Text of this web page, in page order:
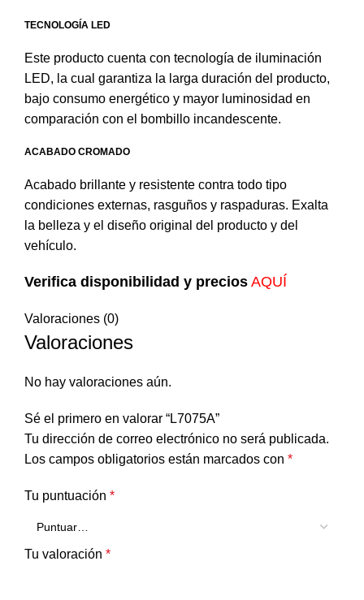
TECNOLOGÍA LED
Este producto cuenta con tecnología de iluminación
LED, la cual garantiza la larga duración del producto,
bajo consumo energético y mayor luminosidad en
comparación con el bombillo incandescente.
ACABADO CROMADO
Acabado brillante y resistente contra todo tipo
condiciones externas, rasguños y raspaduras. Exalta
la belleza y el diseño original del producto y del
vehículo.
Verifica disponibilidad y precios AQUÍ
Valoraciones (0)
Valoraciones
No hay valoraciones aún.
Sé el primero en valorar “L7075A”
Tu dirección de correo electrónico no será publicada.
Los campos obligatorios están marcados con *
Tu puntuación *
Tu valoración *